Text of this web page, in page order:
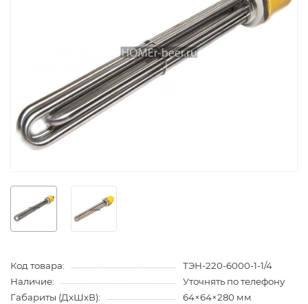
Код товара:
ТЭН-220-6000-1-1/4
Наличие:
Уточнять по телефону
Габариты (ДхШхВ):
64×64×280 мм